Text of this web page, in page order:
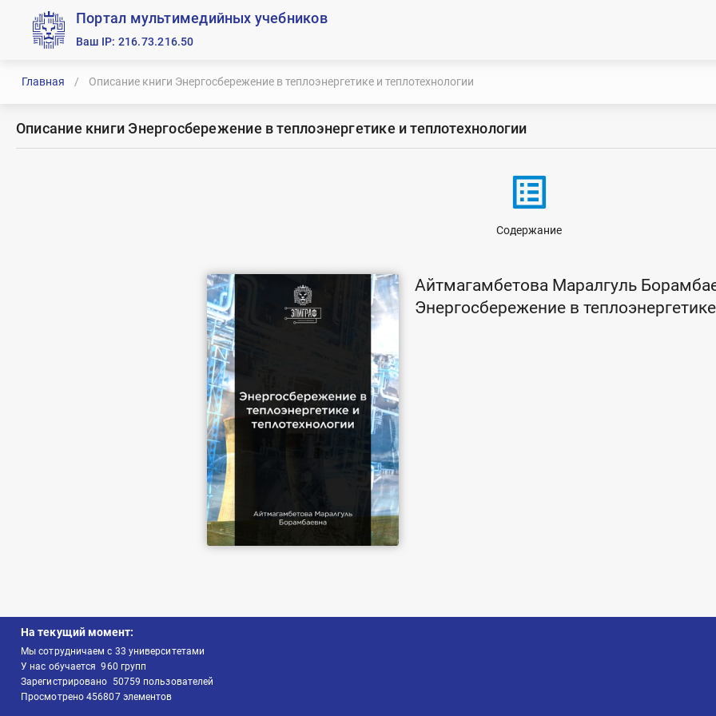
Портал мультимедийных учебников
Ваш IP: 216.73.216.50
Главная / Описание книги Энергосбережение в теплоэнергетике и теплотехнологии
Описание книги Энергосбережение в теплоэнергетике и теплотехнологии
list_alt
Содержание
Айтмагамбетова Маралгуль
Энергосбережение в
На текущий момент:
Мы сотрудничаем с 33 университетами
У нас обучается 960 групп
Зарегистрировано 50759 пользователей
Просмотрено456807элементов